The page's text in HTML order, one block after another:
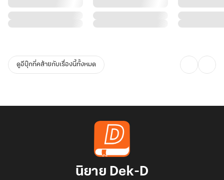
ดูอีบุ๊กที่คล้ายกับเรื่องนี้ทั้งหมด
นิยาย Dek-D